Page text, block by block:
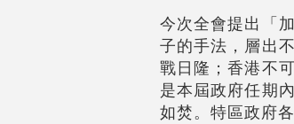
今次全會提出「
子的手法，層出
戰日隆；香港不
是本屆政府任期
如焚。特區政府